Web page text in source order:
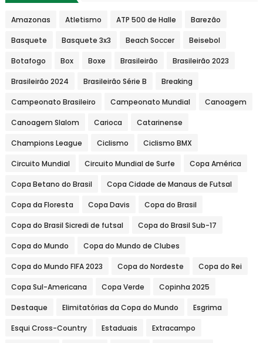
Amazonas Atletismo ATP 500 de Halle Barezão
Basquete Basquete 3x3 Beach Soccer Beisebol
Botafogo Box Boxe Brasileirão Brasileirão 2023
Brasileirão 2024 Brasileirão Série B Breaking
Campeonato Brasileiro Campeonato Mundial Canoagem
Canoagem Slalom Carioca Catarinense
Champions League Ciclismo Ciclismo BMX
Circuito Mundial Circuito Mundial de Surfe Copa América
Copa Betano do Brasil Copa Cidade de Manaus de Futsal
Copa da Floresta Copa Davis Copa do Brasil
Copa do Brasil Sicredi de futsal Copa do Brasil Sub-17
Copa do Mundo Copa do Mundo de Clubes
Copa do Mundo FIFA 2023 Copa do Nordeste Copa do Rei
Copa Sul-Americana Copa Verde Copinha 2025
Destaque Elimitatórias da Copa do Mundo Esgrima
Esqui Cross-Country Estaduais Extracampo